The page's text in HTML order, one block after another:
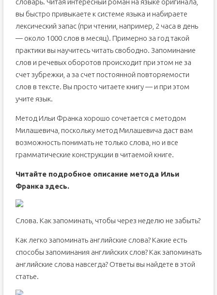
словарь. Читая интересный роман на языке оригинала,
вы быстро привыкаете к системе языка и набираете
лексический запас (при чтении, например, 2 часа в день
— около 1000 слов в месяц). Примерно за год такой
практики вы научитесь читать свободно. Запоминание
слов и речевых оборотов происходит при этом не за
счет зубрежки, а за счет постоянной повторяемости
слов в тексте. Вы просто читаете книгу — и при этом
учите язык.
Метод Ильи Франка хорошо сочетается с методом
Милашевича, поскольку метод Милашевича даст вам
возможность понимать не только слова, но и все
грамматические конструкции в читаемой книге.
Читайте подробное описание метода Ильи
Франка здесь.
Слова. Как запоминать, чтобы через неделю не забыть?
Как легко запоминать английские слова? Какие есть
способы запоминания английских слов? Как запоминать
английские слова навсегда? Ответы вы найдете в этой
статье.